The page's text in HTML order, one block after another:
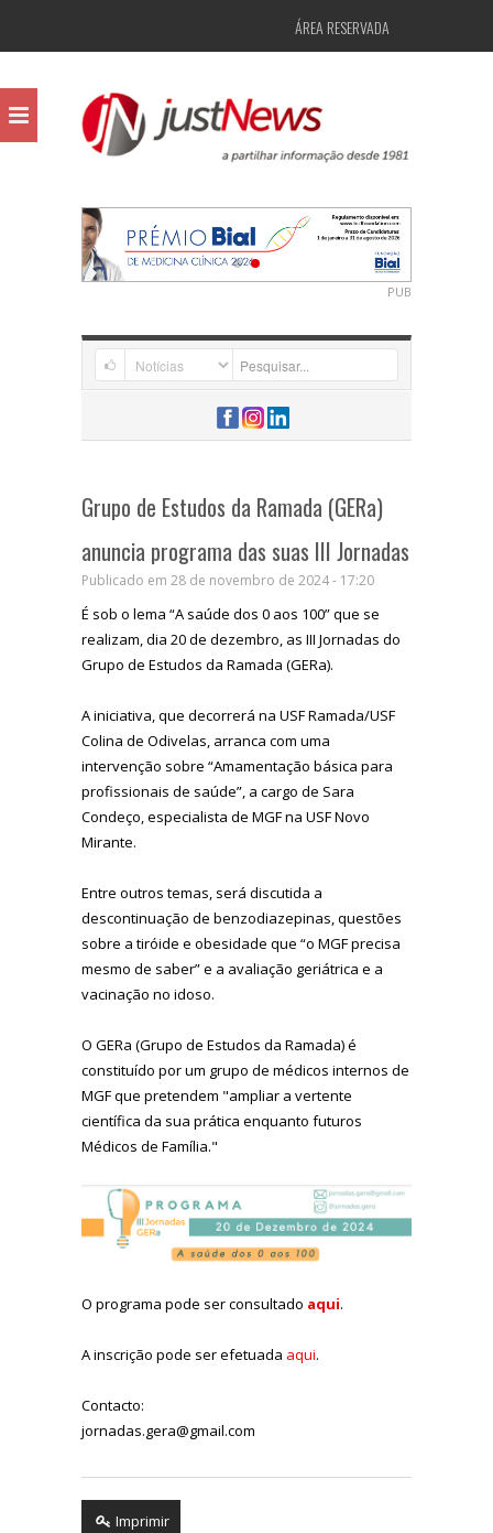
ÁREA RESERVADA
PUB
Grupo de Estudos da Ramada (GERa)
anuncia programa das suas III Jornadas
Publicado em 28 de novembro de 2024 - 17:20
É sob o lema “A saúde dos 0 aos 100” que se
realizam, dia 20 de dezembro, as III Jornadas do
Grupo de Estudos da Ramada (GERa).
A iniciativa, que decorrerá na USF Ramada/USF
Colina de Odivelas, arranca com uma
intervenção sobre “Amamentação básica para
profissionais de saúde”, a cargo de Sara
Condeço, especialista de MGF na USF Novo
Mirante.
Entre outros temas, será discutida a
descontinuação de benzodiazepinas, questões
sobre a tiróide e obesidade que “o MGF precisa
mesmo de saber” e a avaliação geriátrica e a
vacinação no idoso.
O GERa (Grupo de Estudos da Ramada) é
constituído por um grupo de médicos internos de
MGF que pretendem "ampliar a vertente
científica da sua prática enquanto futuros
Médicos de Família."
O programa pode ser consultado aqui.
A inscrição pode ser efetuada aqui.
Contacto:
jornadas.gera@gmail.com
Imprimir